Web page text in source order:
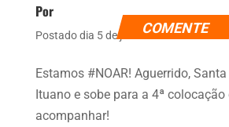
Por
Postado dia 5 de julho de 2026
COMENTE
Estamos #NOAR! Aguerrido,
Ituano e sobe para a 4ª colocação
acompanhar!